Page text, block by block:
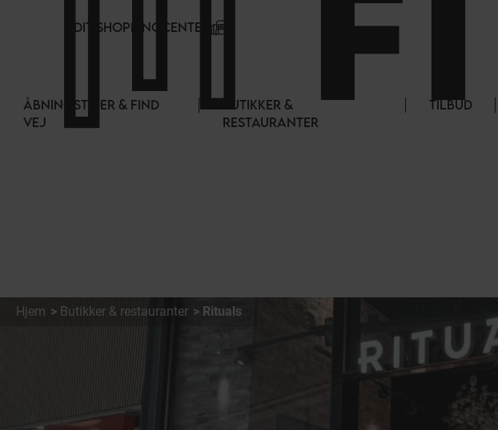
DIT SHOPPINGCENTER
ÅBNINGSTIDER & FIND
VEJ
BUTIKKER &
RESTAURANTER
TILBUD
Hjem Butikker & restauranter Rituals